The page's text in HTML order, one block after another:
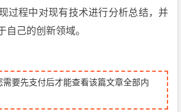
过程中对现有技术进行分析总结，并
自己的创新领域。
要先支付后才能查看该篇文章全部内